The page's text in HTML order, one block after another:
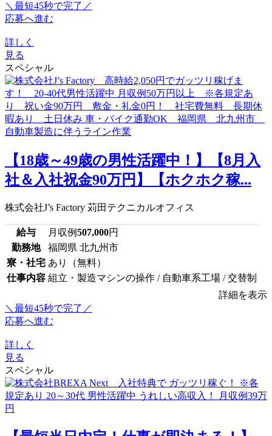
＼最短45秒で完了／
応募へ進む
詳しく
見る
スペシャル
【18歳～49歳の男性活躍中！】【8月入
社＆入社祝金90万円】【ホクホク稼...
株式会社J’s Factory 苅田テクニカルオフィス
給与 月収例507,000円
勤務地
福岡県 北九州市
寮・社宅 あり（無料）
仕事内容 組立・製造マシンの操作 / 自動車系工場 / 交替制
詳細を表示
＼最短45秒で完了／
応募へ進む
詳しく
見る
スペシャル